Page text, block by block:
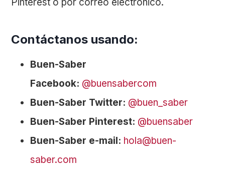
Pinterest o por correo electrónico.
Contáctanos usando:
Buen-Saber
Facebook: @buensabercom
Buen-Saber Twitter: @buen_saber
Buen-Saber Pinterest: @buensaber
Buen-Saber e-mail: hola@buen-
saber.com